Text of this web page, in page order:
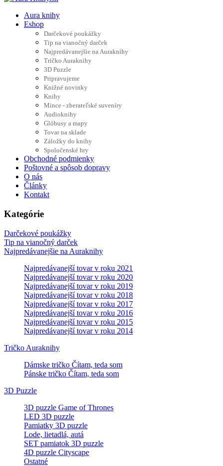
Aura knihy
Eshop
Darčekové poukážky
Tip na vianočný darček
Najpredávanejšie na Auraknihy
Tričko Auraknihy
3D Puzzle
Pripravujeme
Knižné novinky
Knihy
Mince - zberateľské suveníry
Audioknihy
Glóbusy a mapy
Tovar na sklade
Záložky do knihy
Spoločenské hry
Obchodné podmienky
Poštovné a spôsob dopravy
O nás
Články
Kontakt
Kategórie
Darčekové poukážky
Tip na vianočný darček
Najpredávanejšie na Auraknihy
Najpredávanejší tovar v roku 2021
Najpredávanejší tovar v roku 2020
Najpredávanejší tovar v roku 2019
Najpredávanejší tovar v roku 2018
Najpredávanejší tovar v roku 2017
Najpredávanejší tovar v roku 2016
Najpredávanejší tovar v roku 2015
Najpredávanejší tovar v roku 2014
Tričko Auraknihy
Dámske tričko Čítam, teda som
Pánske tričko Čítam, teda som
3D Puzzle
3D puzzle Game of Thrones
LED 3D puzzle
Pamiatky 3D puzzle
Lode, lietadlá, autá
SET pamiatok 3D puzzle
4D puzzle Cityscape
Ostatné